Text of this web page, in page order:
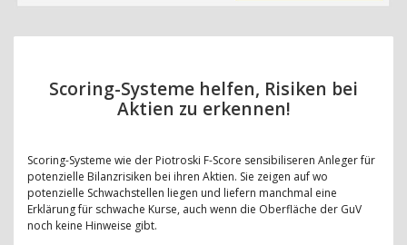
Scoring-Systeme helfen, Risiken bei
Aktien zu erkennen!
Scoring-Systeme wie der Piotroski F-Score sensibiliseren Anleger für
potenzielle Bilanzrisiken bei ihren Aktien. Sie zeigen auf wo
potenzielle Schwachstellen liegen und liefern manchmal eine
Erklärung für schwache Kurse, auch wenn die Oberfläche der GuV
noch keine Hinweise gibt.